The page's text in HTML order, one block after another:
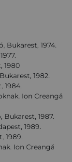
Bukarest, 1974.
1980
1982.
1984.
Ion Creangă
1987.
1989.
1989.
Ion Creangă